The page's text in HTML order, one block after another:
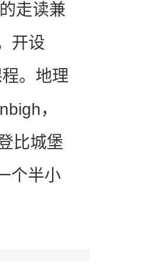
走读兼
开设
。地理
，
比城堡
个半小